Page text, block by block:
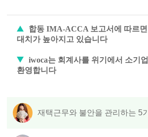
합동 IMA-ACCA 보고서에 따르면
대치가 높아지고 있습니다
iwoca는 회계사를 위기에서 소기
환영합니다
재택근무와 불안을 관리하는 5